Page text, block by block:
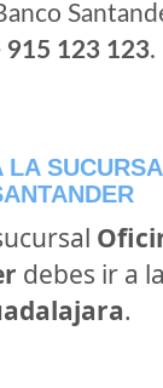
915 123 123.
debes ir a
.